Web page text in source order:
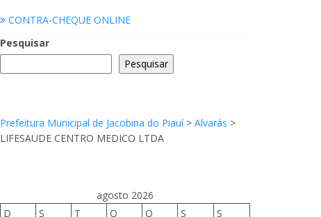
CONTRA-CHEQUE ONLINE
Pesquisar
Pesquisar
Prefeitura Municipal de Jacobina do Piauí> Alvarás >
LIFESAUDE CENTRO MEDICO LTDA
agosto 2026
D
S T Q Q S S